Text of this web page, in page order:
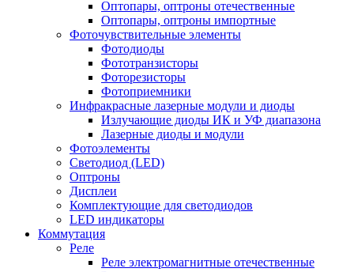
Оптопары, оптроны отечественные
Оптопары, оптроны импортные
Фоточувствительные элементы
Фотодиоды
Фототранзисторы
Фоторезисторы
Фотоприемники
Инфракрасные лазерные модули и диоды
Излучающие диоды ИК и УФ диапазона
Лазерные диоды и модули
Фотоэлементы
Светодиод (LED)
Оптроны
Дисплеи
Комплектующие для светодиодов
LED индикаторы
Коммутация
Реле
Реле электромагнитные отечественные